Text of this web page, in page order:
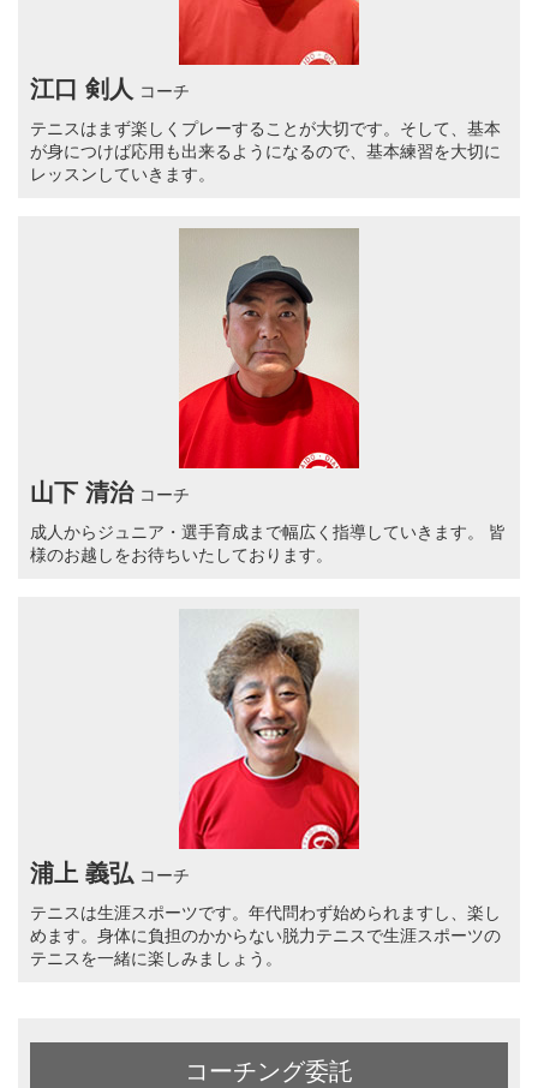
江口 剣人
コーチ
テニスはまず楽しくプレーすることが大切です。そして、基本
が身につけば応用も出来るようになるので、基本練習を大切に
レッスンしていきます。
山下 清治 コーチ
成人からジュニア・選手育成まで幅広く指導していきます。 皆
様のお越しをお待ちいたしております。
浦上 義弘 コーチ
テニスは生涯スポーツです。年代問わず始められますし、楽し
めます。身体に負担のかからない脱力テニスで生涯スポーツの
テニスを一緒に楽しみましょう。
コーチング委託